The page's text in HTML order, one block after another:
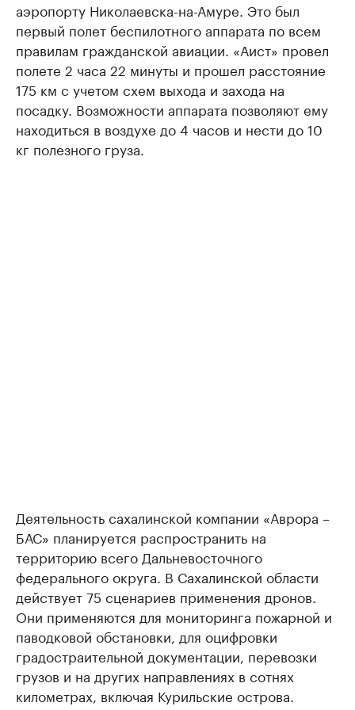
аэропорту Николаевска-на-Амуре. Это был
первый полет беспилотного аппарата по всем
правилам гражданской авиации. «Аист» провел
полете 2 часа 22 минуты и прошел расстояние
175 км с учетом схем выхода и захода на
посадку. Возможности аппарата позволяют ему
находиться в воздухе до 4 часов и нести до 10
кг полезного груза.
Деятельность сахалинской компании «Аврора –
БАС» планируется распространить на
территорию всего Дальневосточного
федерального округа. В Сахалинской области
действует 75 сценариев применения дронов.
Они применяются для мониторинга пожарной и
паводковой обстановки, для оцифровки
градостраительной документации, перевозки
грузов и на других направлениях в сотнях
километрах, включая Курильские острова.